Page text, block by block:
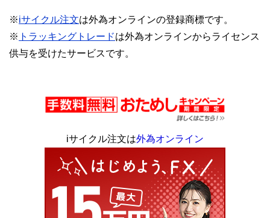
※iサイクル注文は外為オンラインの登録商標です。
※ トラッキングトレードは外為オンラインからライセンス
供与を受けたサービスです。
iサイクル注文は外為オンライン